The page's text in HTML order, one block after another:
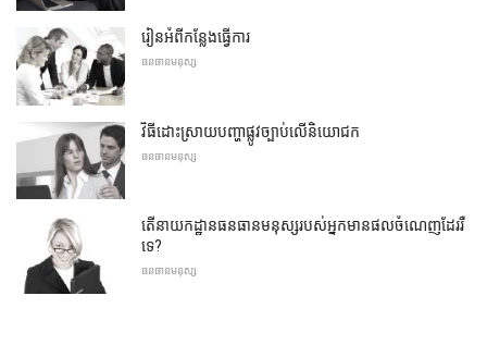
រៀនអំពីកន្លែងធ្វើការ
ធនធានមនុស្ស
វិធីដោះស្រាយបញ្ហាផ្លូវច្បាប់លើនិយោជក
ធនធានមនុស្ស
តើនាយកដ្ឋានធនធានមនុស្សរបស់អ្នកមានផលចំណេញដែររឺ
ទេ?
ធនធានមនុស្ស